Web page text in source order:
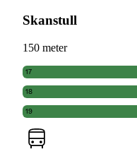
Skanstull
150 meter
17
18
19